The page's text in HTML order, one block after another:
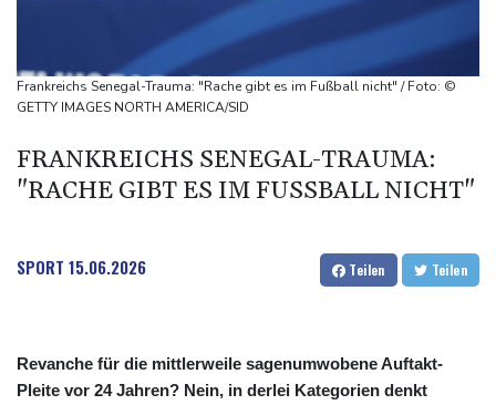
Trump unternimmt neuen Vorstoß im Streit um US-
Staatsbürgerschaft
Erdogan reist zu Dreier-Gipfel mit Pakistan nach Saudi-Arabien
kündigt Vergeltung an
UEFA hält an FIFA-Boykott fest - CAF hält zu Infantino
kündigt Vergeltung an
Frankreichs Senegal-Trauma: "Rache gibt es im Fußball nicht" / Foto: ©
GETTY IMAGES NORTH AMERICA/SID
FRANKREICHS SENEGAL-TRAUMA:
"RACHE GIBT ES IM FUSSBALL NICHT"
SPORT 15.06.2026 Teilen Teilen
Revanche für die mittlerweile sagenumwobene Auftakt-
Pleite vor 24 Jahren? Nein, in derlei Kategorien denkt